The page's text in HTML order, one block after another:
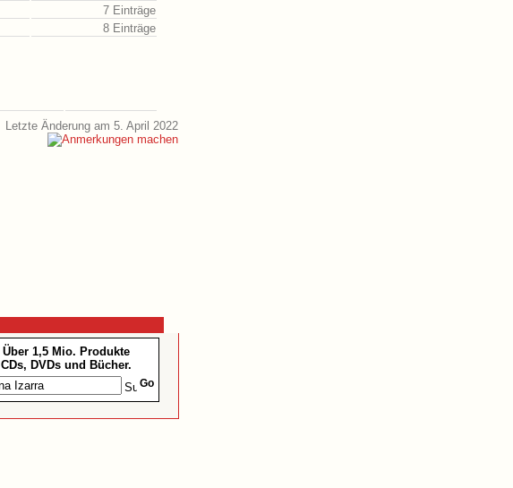
7 Einträge
8 Einträge
Letzte Änderung am 5. April 2022
Über 1,5 Mio. Produkte
CDs, DVDs und Bücher.
Go